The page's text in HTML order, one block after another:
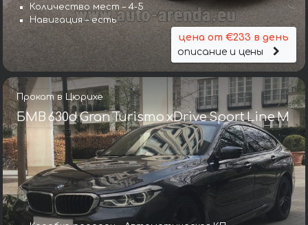
Количество мест – 4-5
Навигация – есть
цена от €233 в день
описание и цены
Прокат в Цюрихе
БМВ 630d Gran Turismo xDrive Sport Line М